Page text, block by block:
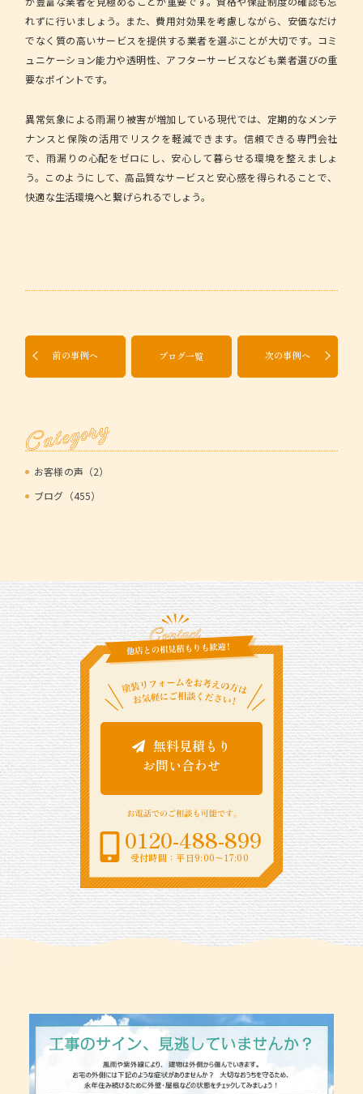
れずに行いましょう。また、費用対効果を考慮しながら、安価なだけ
でなく質の高いサービスを提供する業者を選ぶことが大切です。コミ
ュニケーション能力や透明性、アフターサービスなども業者選びの重
要なポイントです。
異常気象による雨漏り被害が増加している現代では、定期的なメンテ
ナンスと保険の活用でリスクを軽減できます。信頼できる専門会社
で、雨漏りの心配をゼロにし、安心して暮らせる環境を整えましょ
う。このようにして、高品質なサービスと安心感を得られることで、
快適な生活環境へと繋げられるでしょう。
前の事例へ ブログ一覧 次の事例へ
Category
お客様の声（2）
ブログ（455）
無料見積もり
お問い合わせ
0120-488-899
受付時間：平日9:00〜17:00